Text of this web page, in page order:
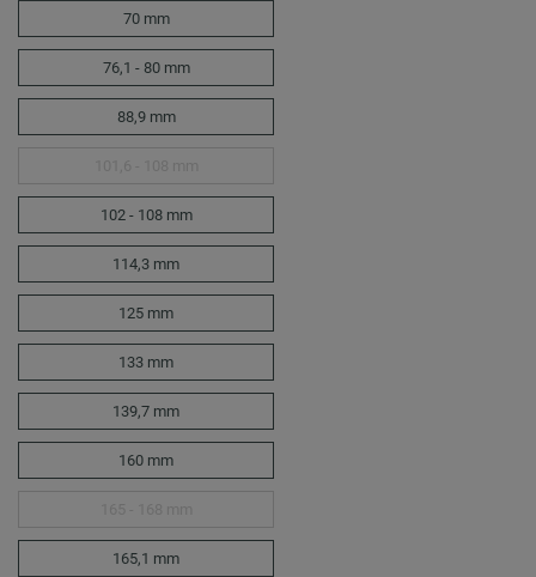
70 mm
76,1 - 80 mm
88,9 mm
102 - 108 mm
114,3 mm
125 mm
133 mm
139,7 mm
160 mm
165,1 mm